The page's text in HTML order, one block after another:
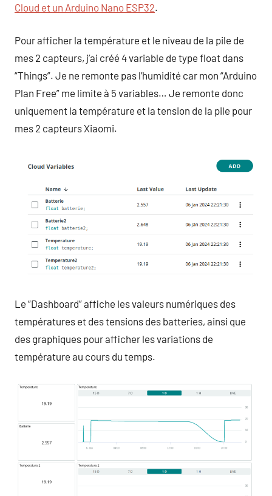
Cloud et un Arduino Nano ESP32.
Pour afficher la température et le niveau de la pile de
mes 2 capteurs, j’ai créé 4 variable de type float dans
“Things”. Je ne remonte pas l’humidité car mon “Arduino
Plan Free” me limite à 5 variables… Je remonte donc
uniquement la température et la tension de la pile pour
mes 2 capteurs Xiaomi.
Le “Dashboard” affiche les valeurs numériques des
températures et des tensions des batteries, ainsi que
des graphiques pour afficher les variations de
température au cours du temps.